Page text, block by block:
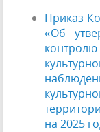
Приказ
«Об
на 2025